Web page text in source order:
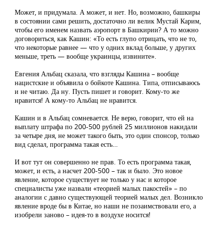
Может, и придумала. А может, и нет. Но, возможно, башкиры
в состоянии сами решить, достаточно ли велик Мустай Карим,
чтобы его именем назвать аэропорт в Башкирии? А то можно
договориться, как Кашин: «То есть глупо отрицать, что не то,
что некоторые равнее — что у одних вклад больше, у других
меньше, треть — вообще украинцы, извините».
Евгения Альбац сказала, что взгляды Кашина – вообще
нацистские и объявила о бойкоте Кашина. Типа, отписываюсь
и не читаю. Да ну. Пусть пишет и говорит. Кому-то же
нравится! А кому-то Альбац не нравится.
Кашин и в Альбац сомневается. Не верю, говорит, что ей на
выплату штрафа по 200-500 рублей 25 миллионов накидали
за четыре дня, не может такого быть, это один спонсор, только
вид сделал, программа такая есть…
И вот тут он совершенно не прав. То есть программа такая,
может, и есть, а насчет 200-500 – так и было. Это новое
явление, которое существует не только у нас и которое
специалисты уже назвали «теорией малых пакостей» – по
аналогии с давно существующей теорией малых дел. Возникло
явление вроде бы в Китае, но наши не позаимствовали его, а
изобрели заново – идея-то в воздухе носится!